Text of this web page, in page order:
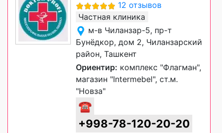
12 отзывов
Частная клиника
м-в Чиланзар-5, пр-т
Бунёдкор, дом 2, Чиланзарский
район, Ташкент
Ориентир: комплекс "Флагман",
магазин "Intermebel", ст.м.
"Новза"
☎
+998-78-120-20-20